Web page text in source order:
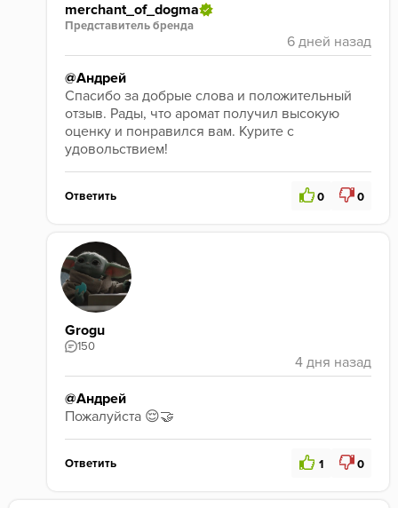
merchant_of_dogma
Представитель бренда
@Андрей
Спасибо за добрые слова и положительный
отзыв. Рады, что аромат получил высокую
оценку и понравился вам. Курите с
удовольствием!
Ответить 0 0
Grogu
150
@Андрей
Пожалуйста 😌🤝
Ответить 1 0